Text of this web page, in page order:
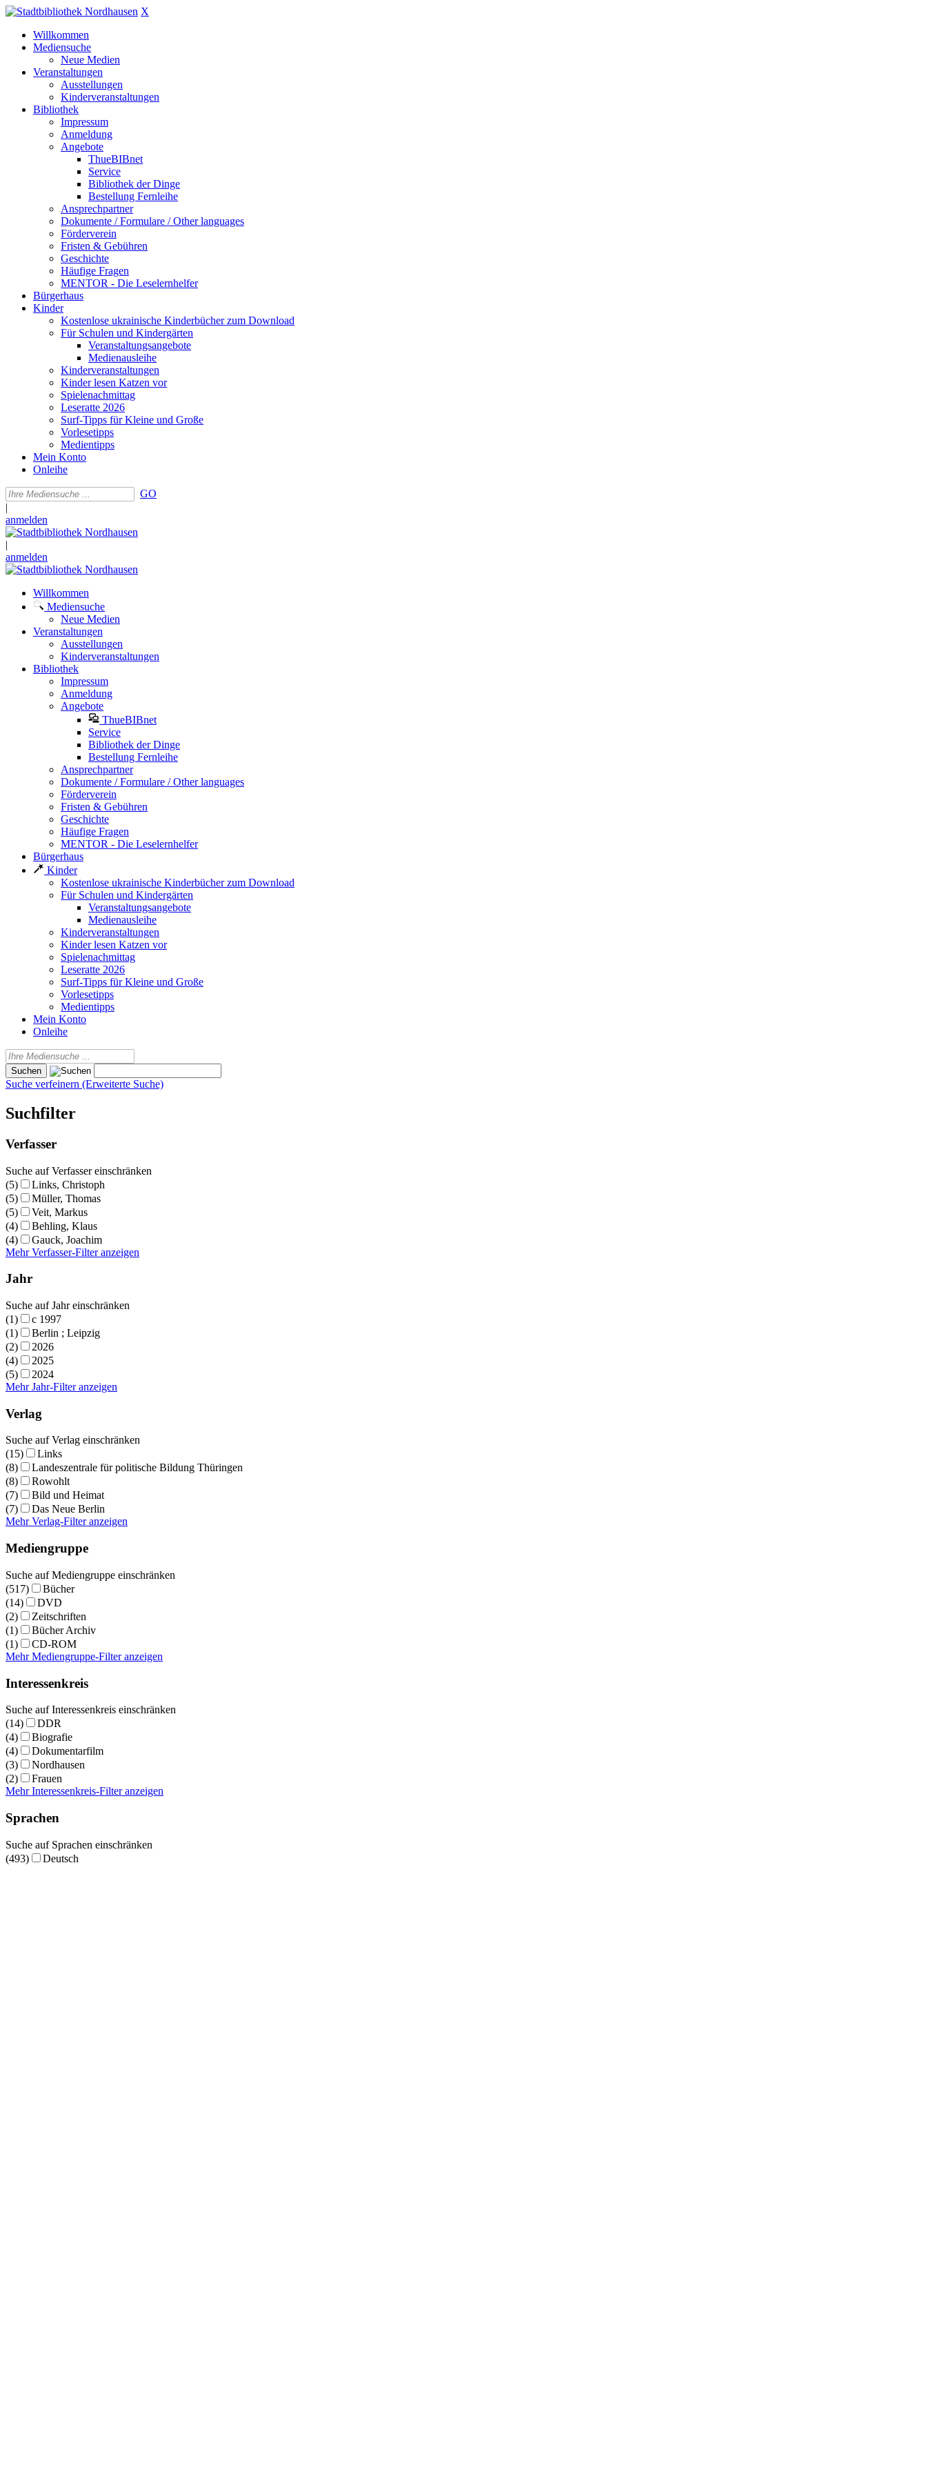
X
Willkommen
Mediensuche
Neue Medien
Veranstaltungen
Ausstellungen
Kinderveranstaltungen
Bibliothek
Impressum
Anmeldung
Angebote
ThueBIBnet
Service
Bibliothek der Dinge
Bestellung Fernleihe
Ansprechpartner
Dokumente / Formulare / Other languages
Förderverein
Fristen & Gebühren
Geschichte
Häufige Fragen
MENTOR - Die Leselernhelfer
Bürgerhaus
Kinder
Kostenlose ukrainische Kinderbücher zum Download
Für Schulen und Kindergärten
Veranstaltungsangebote
Medienausleihe
Kinderveranstaltungen
Kinder lesen Katzen vor
Spielenachmittag
Leseratte 2026
Surf-Tipps für Kleine und Große
Vorlesetipps
Medientipps
Mein Konto
Onleihe
GO
|
anmelden
|
anmelden
Willkommen
Mediensuche
Neue Medien
Veranstaltungen
Ausstellungen
Kinderveranstaltungen
Bibliothek
Impressum
Anmeldung
Angebote
ThueBIBnet
Service
Bibliothek der Dinge
Bestellung Fernleihe
Ansprechpartner
Dokumente / Formulare / Other languages
Förderverein
Fristen & Gebühren
Geschichte
Häufige Fragen
MENTOR - Die Leselernhelfer
Bürgerhaus
Kinder
Kostenlose ukrainische Kinderbücher zum Download
Für Schulen und Kindergärten
Veranstaltungsangebote
Medienausleihe
Kinderveranstaltungen
Kinder lesen Katzen vor
Spielenachmittag
Leseratte 2026
Surf-Tipps für Kleine und Große
Vorlesetipps
Medientipps
Mein Konto
Onleihe
Suche verfeinern (Erweiterte Suche)
Suchfilter
Verfasser
Suche auf Verfasser einschränken
(5)
Links, Christoph
(5)
Müller, Thomas
(5)
Veit, Markus
(4)
Behling, Klaus
(4)
Gauck, Joachim
Mehr Verfasser-Filter anzeigen
Jahr
Suche auf Jahr einschränken
(1)
c 1997
(1)
Berlin ; Leipzig
(2)
2026
(4)
2025
(5)
2024
Mehr Jahr-Filter anzeigen
Verlag
Suche auf Verlag einschränken
(15)
Links
(8)
Landeszentrale für politische Bildung Thüringen
(8)
Rowohlt
(7)
Bild und Heimat
(7)
Das Neue Berlin
Mehr Verlag-Filter anzeigen
Mediengruppe
Suche auf Mediengruppe einschränken
(517)
Bücher
(14)
DVD
(2)
Zeitschriften
(1)
Bücher Archiv
(1)
CD-ROM
Mehr Mediengruppe-Filter anzeigen
Interessenkreis
Suche auf Interessenkreis einschränken
(14)
DDR
(4)
Biografie
(4)
Dokumentarfilm
(3)
Nordhausen
(2)
Frauen
Mehr Interessenkreis-Filter anzeigen
Sprachen
Suche auf Sprachen einschränken
(493)
Deutsch